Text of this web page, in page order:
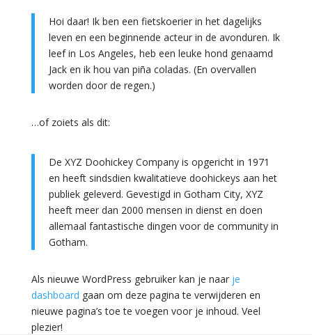
Hoi daar! Ik ben een fietskoerier in het dagelijks
leven en een beginnende acteur in de avonduren. Ik
leef in Los Angeles, heb een leuke hond genaamd
Jack en ik hou van piña coladas. (En overvallen
worden door de regen.)
…of zoiets als dit:
De XYZ Doohickey Company is opgericht in 1971
en heeft sindsdien kwalitatieve doohickeys aan het
publiek geleverd. Gevestigd in Gotham City, XYZ
heeft meer dan 2000 mensen in dienst en doen
allemaal fantastische dingen voor de community in
Gotham.
Als nieuwe WordPress gebruiker kan je naar je
dashboard gaan om deze pagina te verwijderen en
nieuwe pagina’s toe te voegen voor je inhoud. Veel
plezier!